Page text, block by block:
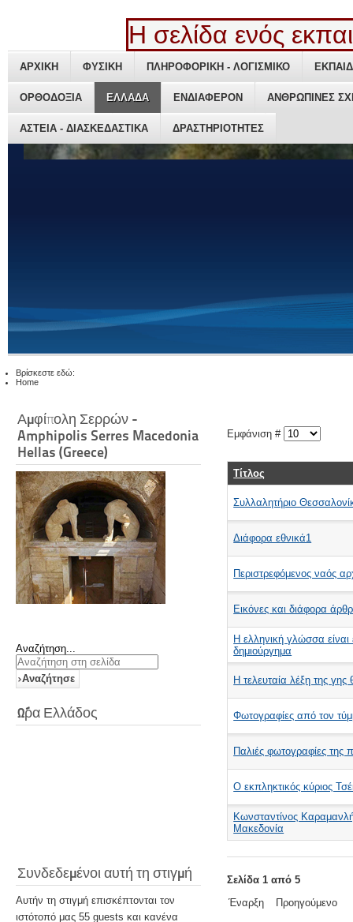
ΑΡΧΙΚΗ ΦΥΣΙΚΗ ΠΛΗΡΟΦΟΡΙΚΗ - ΛΟΓΙΣΜΙΚΟ
ΟΡΘΟΔΟΞΙΑ ΕΛΛΑΔΑ ΕΝΔΙΑΦΕΡΟΝ ΑΝΘΡΩΠΙΝΕΣ
ΑΣΤΕΙΑ - ΔΙΑΣΚΕΔΑΣΤΙΚΑ ΔΡΑΣΤΗΡΙΟΤΗΤΕΣ
ΑΡΧΙΚΗ ΦΥΣΙΚΗ ΠΛΗΡΟΦΟΡΙΚΗ - ΛΟΓΙΣΜΙΚΟ
ΟΡΘΟΔΟΞΙΑ ΕΛΛΑΔΑ ΕΝΔΙΑΦΕΡΟΝ ΑΝΘΡΩΠΙΝΕΣ
ΑΣΤΕΙΑ - ΔΙΑΣΚΕΔΑΣΤΙΚΑ ΔΡΑΣΤΗΡΙΟΤΗΤΕΣ
Η σελίδα ενός
Βρίσκεστε εδώ:
Home
Αμφίπολη Σερρών -
Amphipolis Serres Macedonia
Hellas (Greece)
Αναζήτηση...
Αναζήτησε
Ώρα Ελλάδος
Συνδεδεμένοι αυτή τη στιγμή
Αυτήν τη στιγμή επισκέπτονται τον
ιστότοπό μας 55 guests και κανένα
Εμφάνιση #
Τίτλος
Συλλαλητήριο
Διάφορα εθνικά1
Περιστρεφόμενος ναός
Εικόνες και διάφορα
Η ελληνική γλώσσα είναι
δημιούργημα
Η τελευταία λέξη της
Φωτογραφίες από τον
Παλιές φωτογραφίες της
Ο εκπληκτικός κύριος
Κωνσταντίνος
Μακεδονία
Σελίδα 1 από 5
Έναρξη
Προηγούμενο